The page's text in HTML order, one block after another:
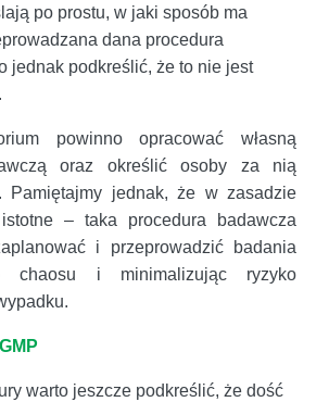
po prostu, w jaki sposób ma
dana procedura
jednak podkreślić, że to nie jest
powinno opracować własną
oraz określić osoby za nią
Pamiętajmy jednak, że w zasadzie
– taka procedura badawcza
i przeprowadzić badania
chaosu i minimalizując ryzyko
warto jeszcze podkreślić, że dość